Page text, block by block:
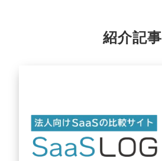
紹介記事